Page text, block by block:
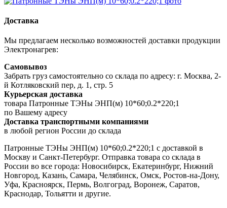
Доставка
Мы предлагаем несколько возможностей доставки продукции
Электронагрев:
Самовывоз
Забрать груз самостоятельно со склада по адресу: г. Москва, 2-
й Котляковский пер, д. 1, стр. 5
Курьерская доставка
товара Патронные ТЭНы ЭНП(м) 10*60;0.2*220;1
по Вашему адресу
Доставка транспортными компаниями
в любой регион России до склада
Патронные ТЭНы ЭНП(м) 10*60;0.2*220;1 с доставкой в
Москву и Санкт-Петербург. Отправка товара со склада в
России во все города: Новосибирск, Екатеринбург, Нижний
Новгород, Казань, Самара, Челябинск, Омск, Ростов-на-Дону,
Уфа, Красноярск, Пермь, Волгоград, Воронеж, Саратов,
Краснодар, Тольятти и другие.